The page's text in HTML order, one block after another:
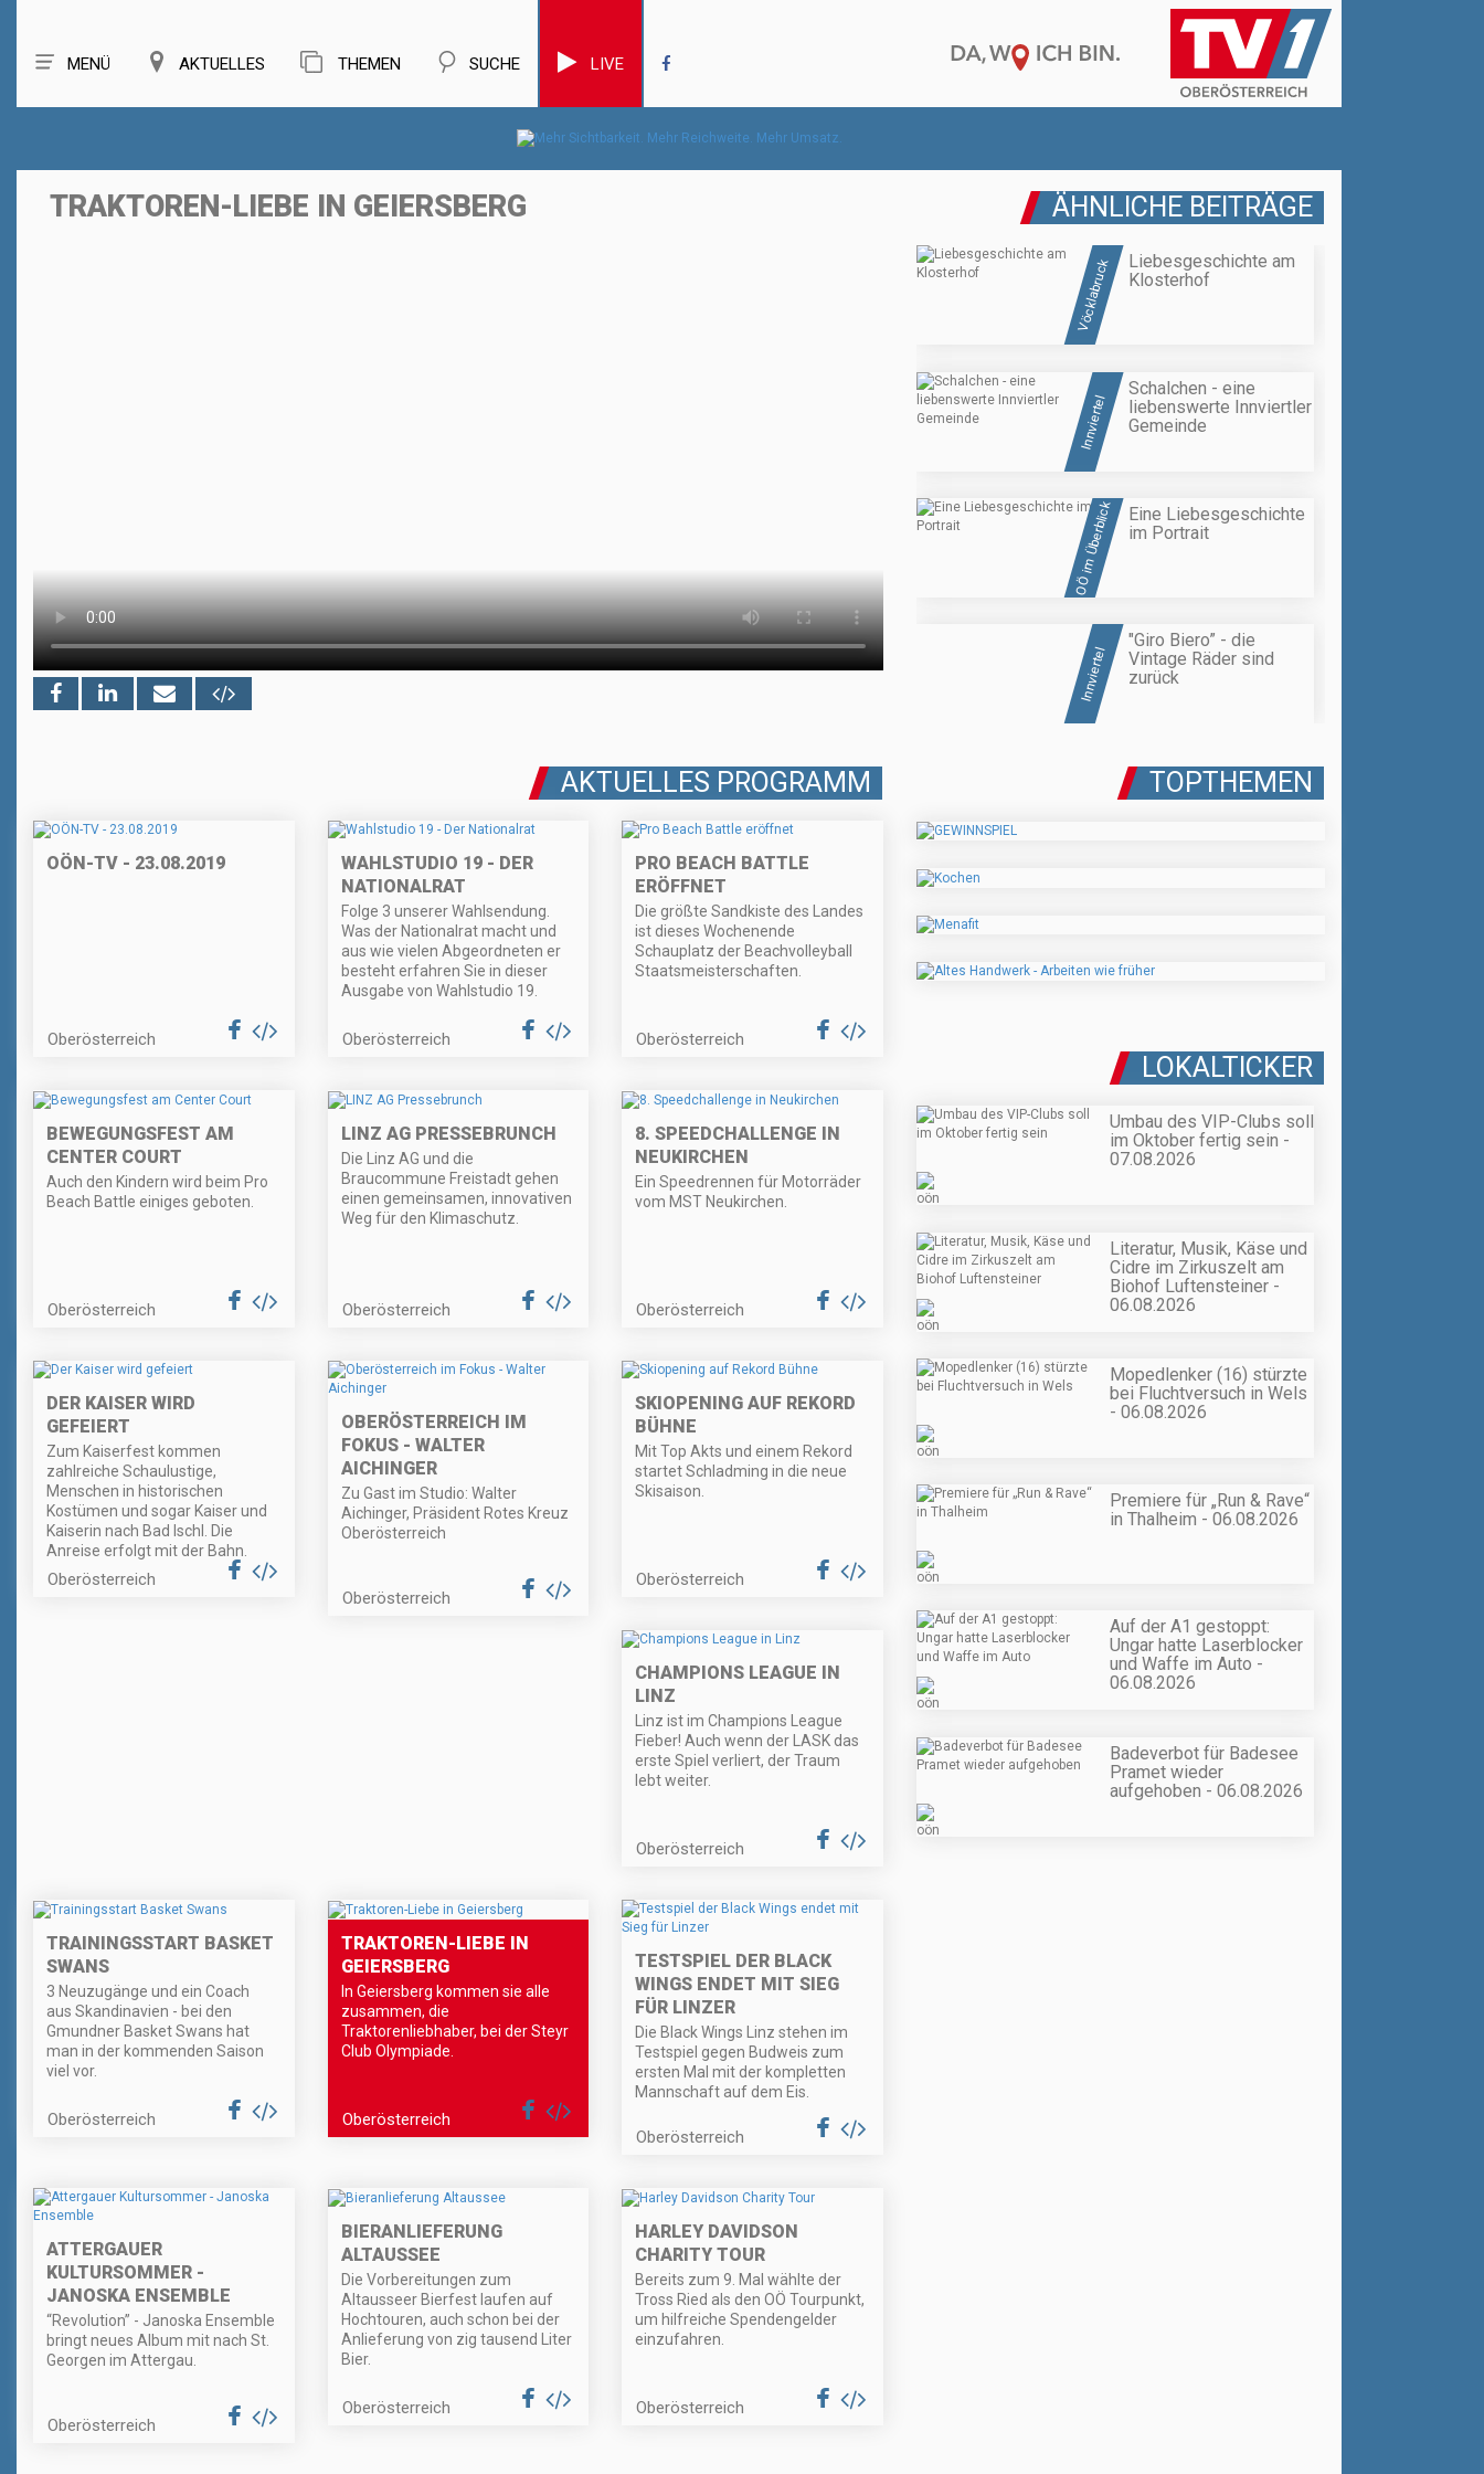
MENÜ AKTUELLES THEMEN SUCHE LIVE
TRAKTOREN-LIEBE IN GEIERSBERG ÄHNLICHE BEITRÄGE
Vöcklabruck
Liebesgeschichte am
Klosterhof
Innviertel
Schalchen - eine
liebenswerte Innviertler
Gemeinde
OÖ im Überblick
Eine Liebesgeschichte
im Portrait
Innviertel
"Giro Biero” - die
Vintage Räder sind
zurück
AKTUELLES PROGRAMM
OÖN-TV - 23.08.2019
Oberösterreich
WAHLSTUDIO 19 - DER
NATIONALRAT
Folge 3 unserer Wahlsendung.
Was der Nationalrat macht und
aus wie vielen Abgeordneten er
besteht erfahren Sie in dieser
Ausgabe von Wahlstudio 19.
Oberösterreich
PRO BEACH BATTLE
ERÖFFNET
Die größte Sandkiste des Landes
ist dieses Wochenende
Schauplatz der Beachvolleyball
Staatsmeisterschaften.
Oberösterreich
BEWEGUNGSFEST AM
CENTER COURT
Auch den Kindern wird beim Pro
Beach Battle einiges geboten.
Oberösterreich
LINZ AG PRESSEBRUNCH
Die Linz AG und die
Braucommune Freistadt gehen
einen gemeinsamen, innovativen
Weg für den Klimaschutz.
Oberösterreich
8. SPEEDCHALLENGE IN
NEUKIRCHEN
Ein Speedrennen für Motorräder
vom MST Neukirchen.
Oberösterreich
DER KAISER WIRD
GEFEIERT
Zum Kaiserfest kommen
zahlreiche Schaulustige,
Menschen in historischen
Kostümen und sogar Kaiser und
Kaiserin nach Bad Ischl. Die
Anreise erfolgt mit der Bahn.
Oberösterreich
OBERÖSTERREICH IM
FOKUS - WALTER
AICHINGER
Zu Gast im Studio: Walter
Aichinger, Präsident Rotes Kreuz
Oberösterreich
Oberösterreich
SKIOPENING AUF REKORD
BÜHNE
Mit Top Akts und einem Rekord
startet Schladming in die neue
Skisaison.
Oberösterreich
CHAMPIONS LEAGUE IN
LINZ
Linz ist im Champions League
Fieber! Auch wenn der LASK das
erste Spiel verliert, der Traum
lebt weiter.
Oberösterreich
TRAININGSSTART BASKET
SWANS
3 Neuzugänge und ein Coach
aus Skandinavien - bei den
Gmundner Basket Swans hat
man in der kommenden Saison
viel vor.
Oberösterreich
TRAKTOREN-LIEBE IN
GEIERSBERG
In Geiersberg kommen sie alle
zusammen, die
Traktorenliebhaber, bei der Steyr
Club Olympiade.
Oberösterreich
TESTSPIEL DER BLACK
WINGS ENDET MIT SIEG
FÜR LINZER
Die Black Wings Linz stehen im
Testspiel gegen Budweis zum
ersten Mal mit der kompletten
Mannschaft auf dem Eis.
Oberösterreich
ATTERGAUER
KULTURSOMMER -
JANOSKA ENSEMBLE
“Revolution” - Janoska Ensemble
bringt neues Album mit nach St.
Georgen im Attergau.
Oberösterreich
BIERANLIEFERUNG
ALTAUSSEE
Die Vorbereitungen zum
Altausseer Bierfest laufen auf
Hochtouren, auch schon bei der
Anlieferung von zig tausend Liter
Bier.
Oberösterreich
HARLEY DAVIDSON
CHARITY TOUR
Bereits zum 9. Mal wählte der
Tross Ried als den OÖ Tourpunkt,
um hilfreiche Spendengelder
einzufahren.
Oberösterreich
TOPTHEMEN
LOKALTICKER
Umbau des VIP-Clubs soll
im Oktober fertig sein -
07.08.2026
Literatur, Musik, Käse und
Cidre im Zirkuszelt am
Biohof Luftensteiner -
06.08.2026
Mopedlenker (16) stürzte
bei Fluchtversuch in Wels
- 06.08.2026
Premiere für „Run & Rave“
in Thalheim - 06.08.2026
Auf der A1 gestoppt:
Ungar hatte Laserblocker
und Waffe im Auto -
06.08.2026
Badeverbot für Badesee
Pramet wieder
aufgehoben - 06.08.2026